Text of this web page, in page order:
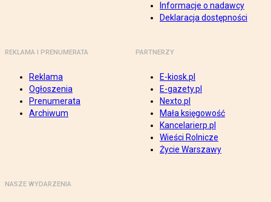
Informacje o nadawcy
Deklaracja dostępności
REKLAMA I PRENUMERATA
Reklama
Ogłoszenia
Prenumerata
Archiwum
PARTNERZY
E-kiosk.pl
E-gazety.pl
Nexto.pl
Mała księgowość
Kancelarierp.pl
Wieści Rolnicze
Życie Warszawy
NASZE WYDARZENIA